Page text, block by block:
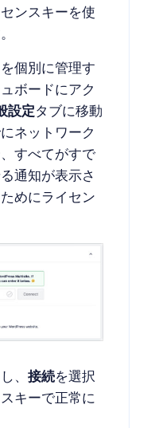
ンスキーを使
個別に管理す
ボードにアク
設定タブに移動
ネットワーク
すべてがすで
通知が表示さ
めにライセン
、 接続を選択
キーで正常に